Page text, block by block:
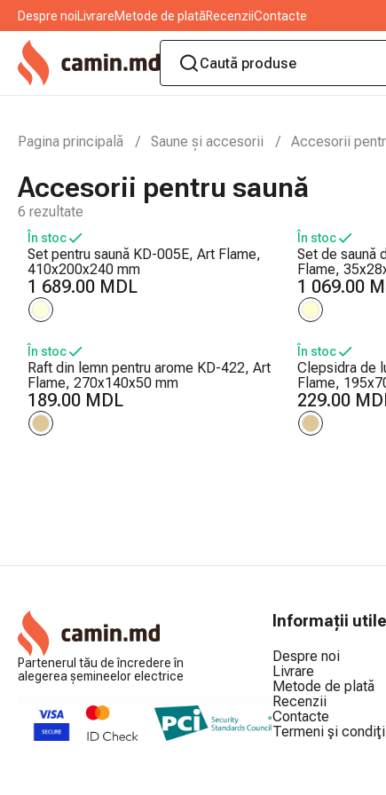
Despre noiLivrareMetode de platăRecenziiContacte
Pagina principală Saune și accesorii Accesorii
Accesorii pentru saună
6 rezultate
În stoc
Set pentru saună KD-005E, Art Flame,
410x200x240 mm
1 689.00 MDL
În stoc
Set de saună
Flame,
1 069.00
În stoc
Raft din lemn pentru arome KD-422, Art
Flame, 270x140x50 mm
189.00 MDL
În stoc
Clepsidra de
Flame,
229.00
Partenerul tău de încredere în
alegerea șemineelor electrice
Informații utile
Despre noi
Livrare
Metode de plată
Recenzii
Contacte
Termeni şi